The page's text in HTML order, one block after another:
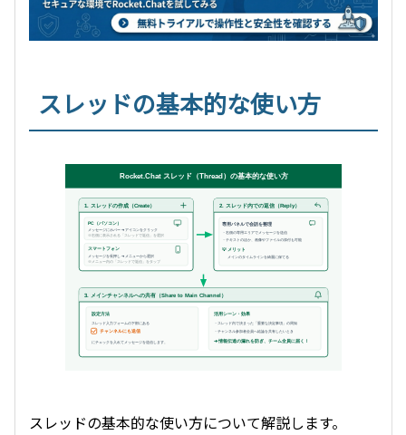
スレッドの基本的な使い方
Rocket.Chat スレッド（Thread）の基本的な使い方
1. スレッドの作成（Create）
PC（パソコン）
メッセージにホバー ➔ アイコンをクリック
※右側に表示される「スレッドで返信」を選択
スマートフォン
メッセージを長押し ➔ メニューから選択
※メニュー内の「スレッドで返信」をタップ
2. スレッド内での返信（Reply）
専用パネルで会話を整理
・右側の専用エリアでメッセージを送信
・テキストのほか、画像やファイルの添付も可能
💡 メリット
メインのタイムラインを綺麗に保てる
3. メインチャンネルへの共有（Share to Main Channel）
設定方法
スレッド入力フォームの下部にある
チャンネルにも送信
にチェックを入れてメッセージを送信します。
活用シーン・効果
・スレッド内で決まった「重要な決定事項」の周知
・チャンネル参加者全員へ結論を共有したいとき
➔ 情報伝達の漏れを防ぎ、チーム全員に届く！
スレッドの基本的な使い方について解説します。